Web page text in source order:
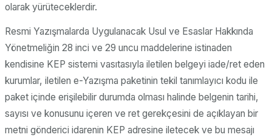
olarak yürüteceklerdir.
Resmi Yazışmalarda Uygulanacak Usul ve Esaslar Hakkında
Yönetmeliğin 28 inci ve 29 uncu maddelerine istinaden
kendisine KEP sistemi vasıtasıyla iletilen belgeyi iade/ret eden
kurumlar, iletilen e-Yazışma paketinin tekil tanımlayıcı kodu ile
paket içinde erişilebilir durumda olması halinde belgenin tarihi,
sayısı ve konusunu içeren ve ret gerekçesini de açıklayan bir
metni gönderici idarenin KEP adresine iletecek ve bu mesajı